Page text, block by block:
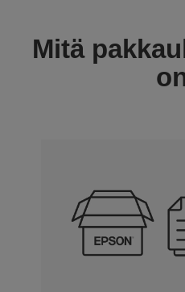
Mitä